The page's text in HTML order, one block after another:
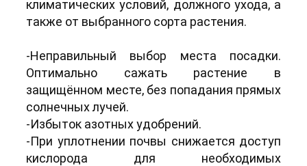
климатических условий, должного ухода, а
также от выбранного сорта растения.
-Неправильный выбор места посадки.
Оптимально сажать растение в
защищённом месте, без попадания прямых
солнечных лучей.
-Избыток азотных удобрений.
-При уплотнении почвы снижается доступ
кислорода для необходимых